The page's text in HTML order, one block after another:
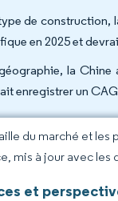
de construction,
en 2025 et
la Chine
enregistrer un
du marché et
mis à jour avec
et